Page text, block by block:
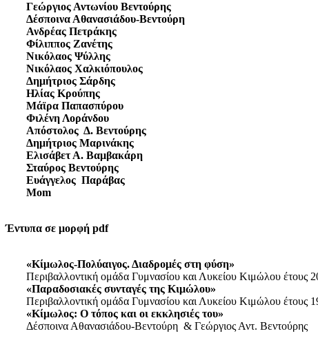
Γεώργιος Αντωνίου Βεντούρης
Δέσποινα Αθανασιάδου-Βεντούρη
Ανδρέας Πετράκης
Φίλιππος Ζανέτης
Νικόλαος Ψύλλης
Νικόλαος Χαλκιόπουλος
Δημήτριος Σάρδης
Ηλίας Κρούπης
Μάϊρα Παπασπύρου
Φιλένη Λοράνδου
Απόστολος Δ. Βεντούρης
Δημήτριος Μαρινάκης
Ελισάβετ Α. Βαμβακάρη
Σταύρος Βεντούρης
Ευάγγελος Παράβας
Mom
Έντυπα σε μορφή pdf
«Κίμωλος-Πολύαιγος. Διαδρομές στη φύση»
Περιβαλλοντική ομάδα Γυμνασίου και Λυκείου Κιμώλου έτους
«Παραδοσιακές συνταγές της Κιμώλου»
Περιβαλλοντική ομάδα Γυμνασίου και Λυκείου Κιμώλου έτους
«Κίμωλος: Ο τόπος και οι εκκλησιές του»
Δέσποινα Αθανασιάδου-Βεντούρη & Γεώργιος Αντ. Βεντούρης